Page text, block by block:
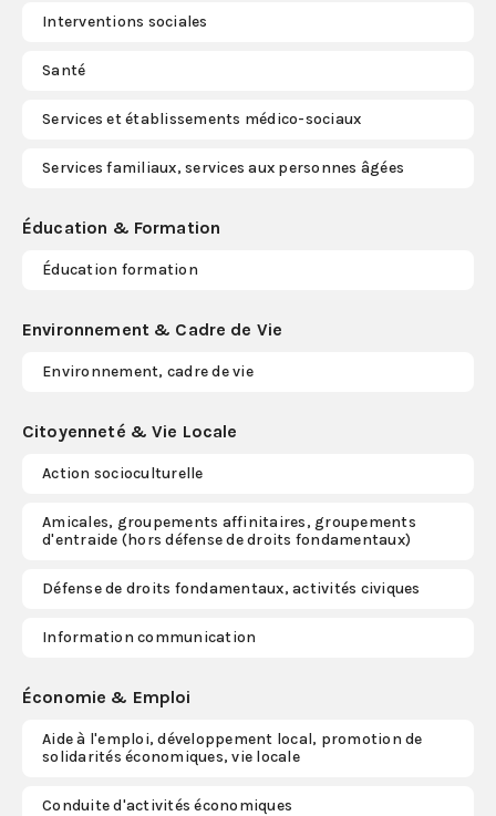
Interventions sociales
Santé
Services et établissements médico-sociaux
Services familiaux, services aux personnes âgées
Éducation & Formation
Éducation formation
Environnement & Cadre de Vie
Environnement, cadre de vie
Citoyenneté & Vie Locale
Action socioculturelle
Amicales, groupements affinitaires, groupements
d'entraide (hors défense de droits fondamentaux)
Défense de droits fondamentaux, activités civiques
Information communication
Économie & Emploi
Aide à l'emploi, développement local, promotion de
solidarités économiques, vie locale
Conduite d'activités économiques